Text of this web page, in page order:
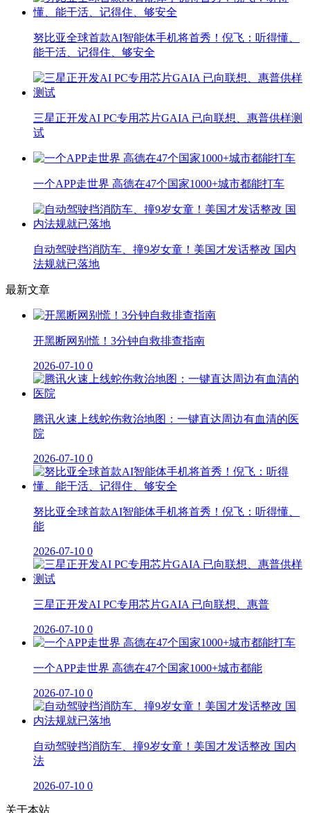
努比亚全球首款AI智能体手机将首秀！倪飞：听得懂、
能干活、记得住、够安全
三星正开发AI PC专用芯片GAIA 已向联想、惠普供样测
试
一个APP走世界 高德在47个国家1000+城市都能打车
自动驾驶挡消防车、撞9岁女童！美国才发话整改 国内
法规就已落地
最新文章
开黑断网别慌！3分钟自救排查指南
2026-07-10 0
腾讯火速上线蛇伤救治地图：一键直达周边有血清的医
院
2026-07-10 0
努比亚全球首款AI智能体手机将首秀！倪飞：听得懂、
能
2026-07-10 0
三星正开发AI PC专用芯片GAIA 已向联想、惠普
2026-07-10 0
一个APP走世界 高德在47个国家1000+城市都能
2026-07-10 0
自动驾驶挡消防车、撞9岁女童！美国才发话整改 国内
法
2026-07-10 0
关于本站